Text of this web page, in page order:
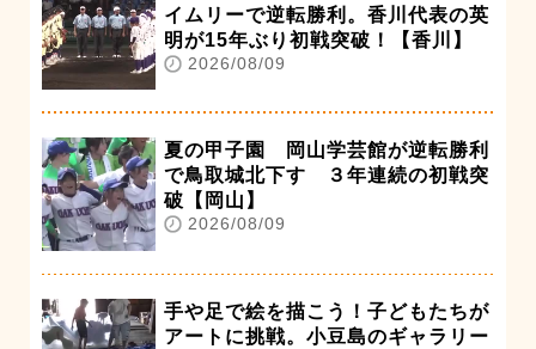
イムリーで逆転勝利。香川代表の英
明が15年ぶり初戦突破！【香川】
2026/08/09
夏の甲子園 岡山学芸館が逆転勝利
で鳥取城北下す ３年連続の初戦突
破【岡山】
2026/08/09
手や足で絵を描こう！子どもたちが
アートに挑戦。小豆島のギャラリー